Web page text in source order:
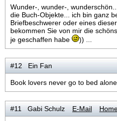
Wunder-, wunder-,
die Buch-Objekte... ich bin ganz
Briefbeschwerer oder eines
bekommen Sie von mir die
je geschaffen habe
)) ...
#12 Ein Fan
Book lovers never go to bed
#11 Gabi Schulz E-Mail